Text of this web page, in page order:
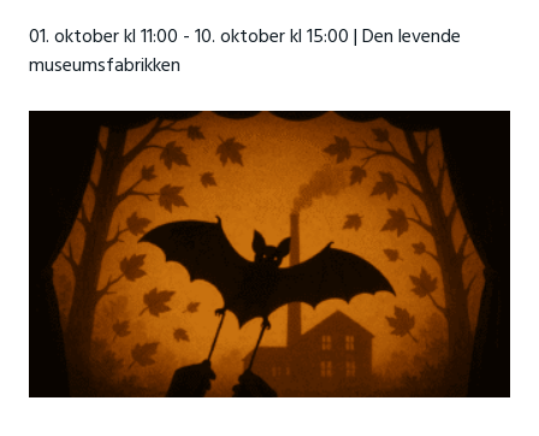
01. oktober kl 11:00 - 10. oktober kl 15:00 | Den levende
museumsfabrikken